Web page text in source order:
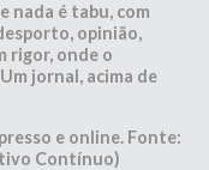
nada é tabu, com
opinião,
rigor, onde o
jornal, acima de
e online. Fonte:
Contínuo)